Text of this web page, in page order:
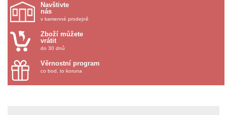
Navštivte
nás
v kamenné prodejně
Zboží můžete
vrátit
do 30 dnů
Věrnostní program
co bod, to koruna